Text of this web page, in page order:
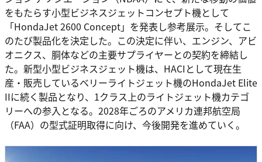
をもたらす小型ビジネスジェットコンセプト機として
「HondaJet 2600 Concept」を発表し参考展示。そしてこ
のたび製品化を決定した。この決定に伴い、エンジン、アビ
オニクス、胴体などの主要サプライヤーとの契約を締結し
た。新型小型ビジネスジェット機は、HACIとして現在生
産・販売しているベリーライトジェット機のHondaJet Elite
IIに続く製品となり、1クラス上のライトジェット機カテゴ
リーへの参入となる。2028年ごろのアメリカ連邦航空局
（FAA）の型式証明取得に向け、今後開発を進めていく。